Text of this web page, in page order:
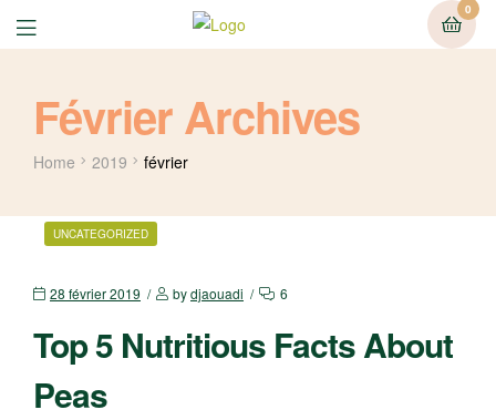
0
Février Archives
Home 2019 février
UNCATEGORIZED
28 février 2019 bydjaouadi 6
Top 5 Nutritious Facts About
Peas